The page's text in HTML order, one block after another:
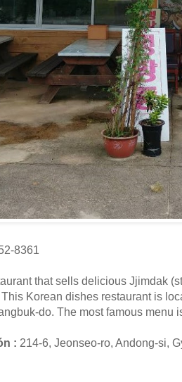
8361
that sells delicious Jjimdak
Korean dishes restaurant is
do. The most famous menu
: 214-6, Jeonseo-ro, Andong-si,